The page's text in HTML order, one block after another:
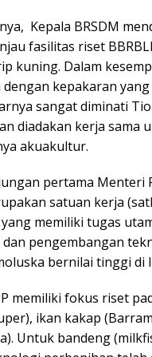
Kepala BRSDM
fasilitas riset
kuning. Dalam
kepakaran
sangat diminati
diadakan kerja
akuakultur.
pertama Menteri
satuan kerja
memiliki tugas
pengembangan
bernilai tinggi di
memiliki fokus riset
ikan kakap
Untuk bandeng